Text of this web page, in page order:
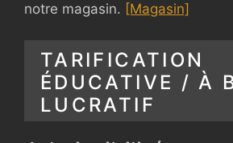
notre magasin. [Magasin]
TARIFICATION
ÉDUCATIVE / À
LUCRATIF